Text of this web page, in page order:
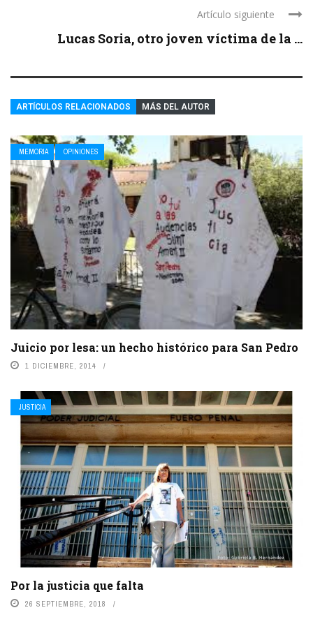
Artículo siguiente
Lucas Soria, otro joven víctima de la ...
ARTÍCULOS RELACIONADOS MÁS DEL AUTOR
MEMORIA OPINIONES
Juicio por lesa: un hecho histórico para San Pedro
1 DICIEMBRE, 2014
JUSTICIA
Por la justicia que falta
26 SEPTIEMBRE, 2018